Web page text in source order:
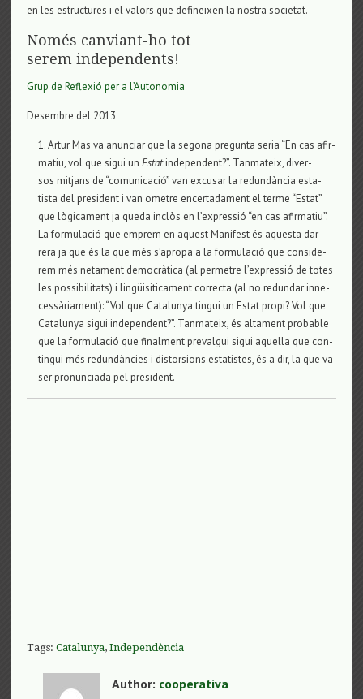
en les estruc­tu­res i el valors que defi­nei­xen la nos­tra soci­e­tat.
Només canviant-ho tot
serem independents!
Grup de Reflexió per a l’Auto­no­mia
Desem­bre del 2013
Artur Mas va anun­ciar que la segona pre­gunta seria “En cas afir­
ma­tiu, vol que sigui unEstatinde­pen­dent?”. Tan­ma­teix, diver­
sos mit­jans de “comu­ni­cació” van excu­sar la redundància esta­
tista del pre­si­dent i van ome­tre encer­ta­da­ment el terme “Estat”
que lògica­ment ja queda inclòs en l’expressió “en cas afir­ma­tiu”.
La for­mu­lació que emprem en aquest Mani­fest és aquesta dar­
rera ja que és la que més s’apropa a la for­mu­lació que con­si­de­
rem més neta­ment democràtica (al per­me­tre l’expressió de totes
les pos­si­bi­li­tats) i lingüisi­ti­ca­ment cor­recta (al no redun­dar inne­
cessària­ment): “Vol que Cata­lu­nya tin­gui un Estat propi? Vol que
Cata­lu­nya sigui inde­pen­dent?”. Tan­ma­teix, és alta­ment pro­ba­ble
que la for­mu­lació que final­ment pre­val­gui sigui aque­lla que con­
tin­gui més redundàncies i dis­tor­si­ons esta­tis­tes, és a dir, la que va
ser pro­nun­ci­ada pel pre­si­dent.
Tags:Catalunya,Independència
Author: cooperativa